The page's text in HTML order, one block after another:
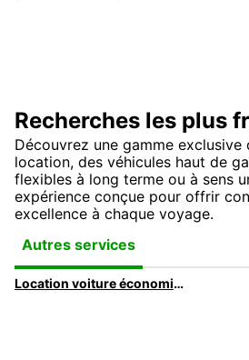
Recherches les plus
Découvrez une gamme exclusive
location, des véhicules haut de
flexibles à long terme ou à sens
expérience conçue pour offrir
excellence à chaque voyage.
Autres services
Location voiture économique | Voitures à bas prix avec Europcar